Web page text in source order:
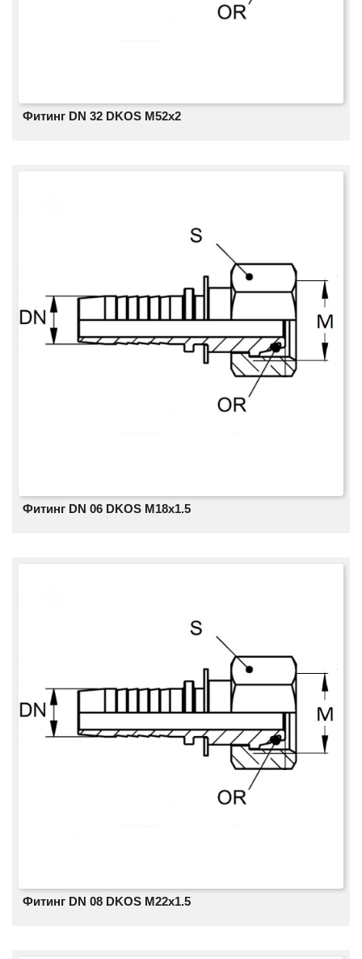
Фитинг DN 32 DKOS M52x2
Фитинг DN 06 DKOS M18x1.5
Фитинг DN 08 DKOS M22x1.5